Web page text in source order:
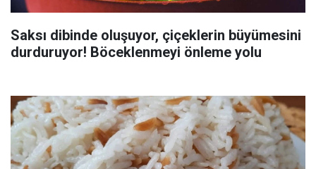
Saksı dibinde oluşuyor, çiçeklerin büyümesini
durduruyor! Böceklenmeyi önleme yolu